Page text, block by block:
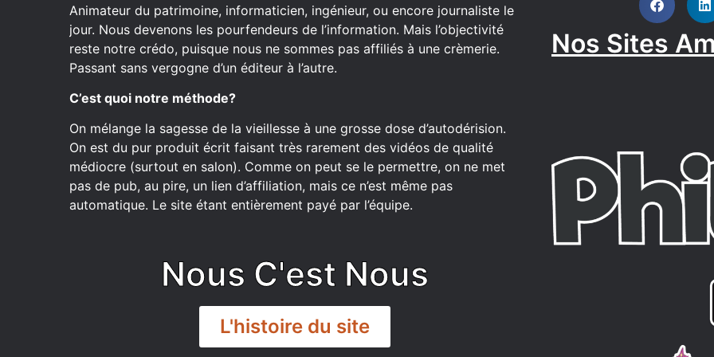
Animateur du patrimoine, informaticien, ingénieur, ou encore journaliste le
jour. Nous devenons les pourfendeurs de l’information. Mais l’objectivité
reste notre crédo, puisque nous ne sommes pas affiliés à une crèmerie.
Passant sans vergogne d’un éditeur à l’autre.
C’est quoi notre méthode?
On mélange la sagesse de la vieillesse à une grosse dose d’autodérision.
On est du pur produit écrit faisant très rarement des vidéos de qualité
médiocre (surtout en salon). Comme on peut se le permettre, on ne met
pas de pub, au pire, un lien d’affiliation, mais ce n’est même pas
automatique. Le site étant entièrement payé par l’équipe.
Nous C'est Nous
L'histoire du site
Nos Sites